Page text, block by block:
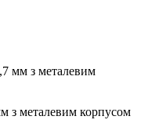
мм з металевим